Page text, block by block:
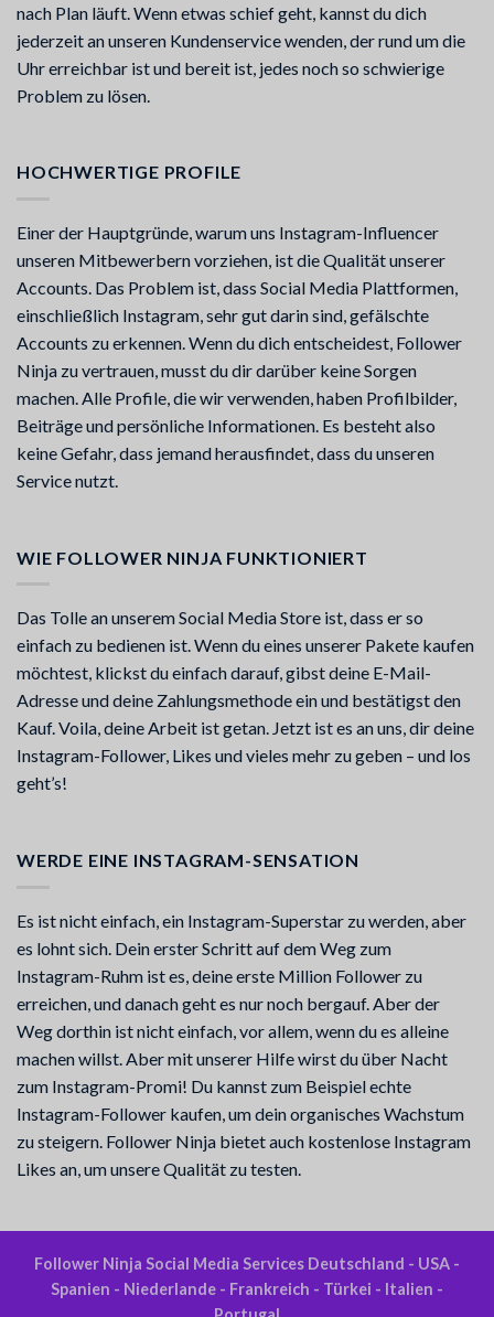
nach Plan läuft. Wenn etwas schief geht, kannst du dich
jederzeit an unseren Kundenservice wenden, der rund um die
Uhr erreichbar ist und bereit ist, jedes noch so schwierige
Problem zu lösen.
HOCHWERTIGE PROFILE
Einer der Hauptgründe, warum uns Instagram-Influencer
unseren Mitbewerbern vorziehen, ist die Qualität unserer
Accounts. Das Problem ist, dass Social Media Plattformen,
einschließlich Instagram, sehr gut darin sind, gefälschte
Accounts zu erkennen. Wenn du dich entscheidest, Follower
Ninja zu vertrauen, musst du dir darüber keine Sorgen
machen. Alle Profile, die wir verwenden, haben Profilbilder,
Beiträge und persönliche Informationen. Es besteht also
keine Gefahr, dass jemand herausfindet, dass du unseren
Service nutzt.
WIE FOLLOWER NINJA FUNKTIONIERT
Das Tolle an unserem Social Media Store ist, dass er so
einfach zu bedienen ist. Wenn du eines unserer Pakete kaufen
möchtest, klickst du einfach darauf, gibst deine E-Mail-
Adresse und deine Zahlungsmethode ein und bestätigst den
Kauf. Voila, deine Arbeit ist getan. Jetzt ist es an uns, dir deine
Instagram-Follower, Likes und vieles mehr zu geben – und los
geht’s!
WERDE EINE INSTAGRAM-SENSATION
Es ist nicht einfach, ein Instagram-Superstar zu werden, aber
es lohnt sich. Dein erster Schritt auf dem Weg zum
Instagram-Ruhm ist es, deine erste Million Follower zu
erreichen, und danach geht es nur noch bergauf. Aber der
Weg dorthin ist nicht einfach, vor allem, wenn du es alleine
machen willst. Aber mit unserer Hilfe wirst du über Nacht
zum Instagram-Promi! Du kannst zum Beispiel echte
Instagram-Follower kaufen, um dein organisches Wachstum
zu steigern. Follower Ninja bietet auch kostenlose Instagram
Likes an, um unsere Qualität zu testen.
Follower Ninja Social Media Services Deutschland - USA -
Spanien - Niederlande - Frankreich - Türkei - Italien -